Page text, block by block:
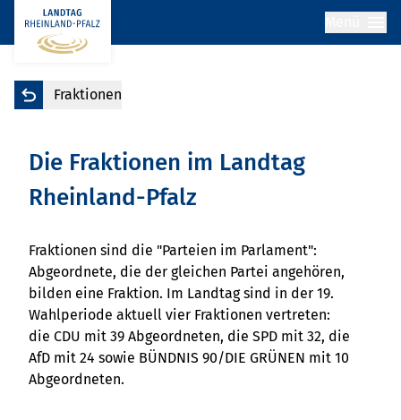
Fraktionen
Die Fraktionen im Landtag
Rheinland-Pfalz
Fraktionen sind die "Parteien im Parlament":
Abgeordnete, die der gleichen Partei angehören,
bilden eine Fraktion. Im Landtag sind in der 19.
Wahlperiode aktuell vier Fraktionen vertreten:
die CDU mit 39 Abgeordneten, die SPD mit 32, die
AfD mit 24 sowie BÜNDNIS 90/DIE GRÜNEN mit 10
Abgeordneten.